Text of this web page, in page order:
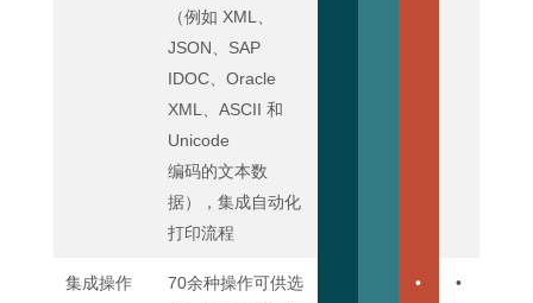
（例如 XML、
JSON、SAP
IDOC、Oracle
XML、ASCII 和
Unicode
编码的文本数
据），集成自动化
打印流程
集成操作
70余种操作可供选
• •